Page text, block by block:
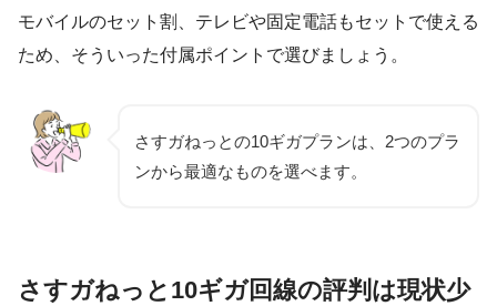
モバイルのセット割、テレビや固定電話もセットで使える
ため、そういった付属ポイントで選びましょう。
さすガねっとの10ギガプランは、2つのプラ
ンから最適なものを選べます。
さすガねっと10ギガ回線の評判は現状少